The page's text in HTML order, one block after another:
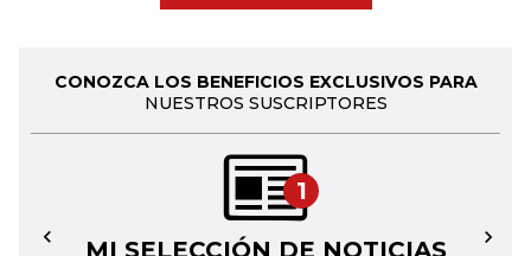
CONOZCA LOS BENEFICIOS EXCLUSIVOS PARA
NUESTROS SUSCRIPTORES
1
MI SELECCIÓN DE NOTICIAS
← →